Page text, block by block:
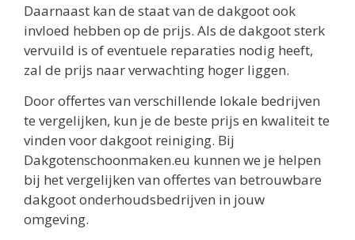
Daarnaast kan de staat van de dakgoot ook
invloed hebben op de prijs. Als de dakgoot sterk
vervuild is of eventuele reparaties nodig heeft,
zal de prijs naar verwachting hoger liggen.
Door offertes van verschillende lokale bedrijven
te vergelijken, kun je de beste prijs en kwaliteit te
vinden voor dakgoot reiniging. Bij
Dakgotenschoonmaken.eu kunnen we je helpen
bij het vergelijken van offertes van betrouwbare
dakgoot onderhoudsbedrijven in jouw
omgeving.